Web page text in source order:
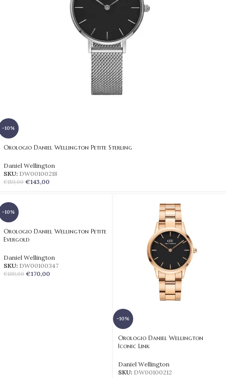
-10%
Orologio Daniel Wellington Petite Sterling
Daniel Wellington
SKU: DW00100218
€159,00 €143,00
-10%
Orologio Daniel Wellington Petite
Evergold
Daniel Wellington
SKU: DW00100347
€189,00 €170,00
-10%
Orologio Daniel Wellington
Iconic Link
Daniel Wellington
SKU: DW00100212